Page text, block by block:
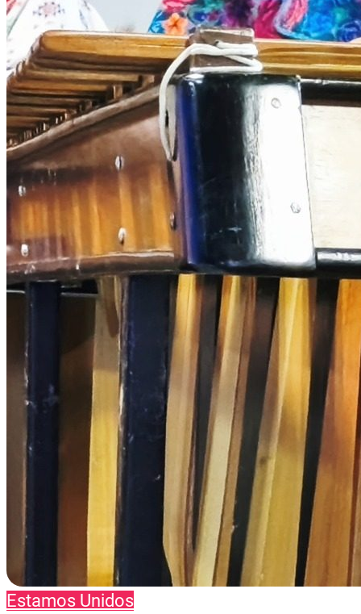
Estamos Unidos